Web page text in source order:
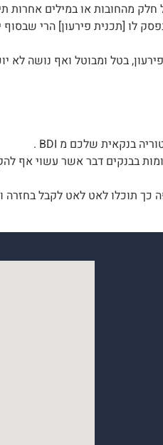
מהחובות או במילים אחרות
לו [תכנית פירעון] הרי
בטל ומבוטל ואף נושה לא
בבנקים דבר אשר עשוי אף
תוכלו לאט לאט לקבל בחזרה